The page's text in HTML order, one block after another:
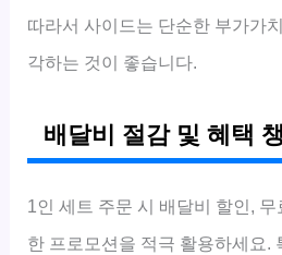
따라서 사이드는 단순한 부가가
각하는 것이 좋습니다.
배달비 절감 및 혜택
1인 세트 주문 시 배달비 할인,
한 프로모션을 적극 활용하세요.